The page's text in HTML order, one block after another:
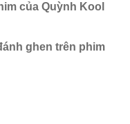
của Quỳnh Kool
ghen trên phim